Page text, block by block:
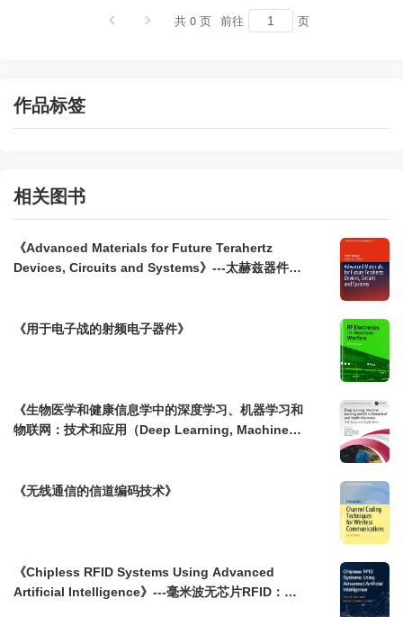
共 0 页 前往 页
作品标签
相关图书
《Advanced Materials for Future Terahertz
Devices, Circuits and Systems》---太赫兹器件及
《用于电子战的射频电子器件》
《生物医学和健康信息学中的深度学习、机器学习和
物联网：技术和应用（Deep Learning, Machine
《无线通信的信道编码技术》
《Chipless RFID Systems Using Advanced
Artificial Intelligence》---毫米波无芯片RFID：人